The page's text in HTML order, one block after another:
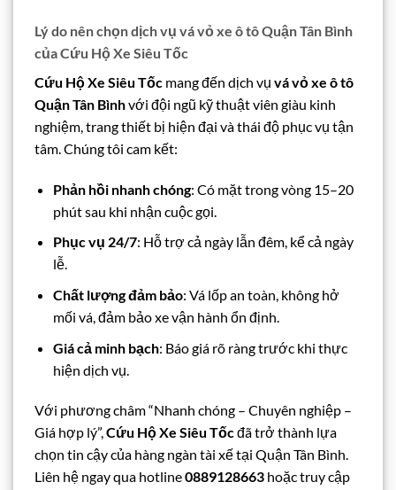
Lý do nên chọn dịch vụ vá vỏ xe ô tô Quận Tân Bình
của Cứu Hộ Xe Siêu Tốc
Cứu Hộ Xe Siêu Tốc mang đến dịch vụ vá vỏ xe ô tô
Quận Tân Bìnhvới đội ngũ kỹ thuật viên giàu kinh
nghiệm, trang thiết bị hiện đại và thái độ phục vụ tận
tâm. Chúng tôi cam kết:
Phản hồi nhanh chóng: Có mặt trong vòng 15–20
phút sau khi nhận cuộc gọi.
Phục vụ 24/7: Hỗ trợ cả ngày lẫn đêm, kể cả ngày
lễ.
Chất lượng đảm bảo: Vá lốp an toàn, không hở
mối vá, đảm bảo xe vận hành ổn định.
Giá cả minh bạch: Báo giá rõ ràng trước khi thực
hiện dịch vụ.
Với phương châm “Nhanh chóng – Chuyên nghiệp –
Giá hợp lý”,Cứu Hộ Xe Siêu Tốcđã trở thành lựa
chọn tin cậy của hàng ngàn tài xế tại Quận Tân Bình.
Liên hệ ngay qua hotline0889128663 hoặc truy cập